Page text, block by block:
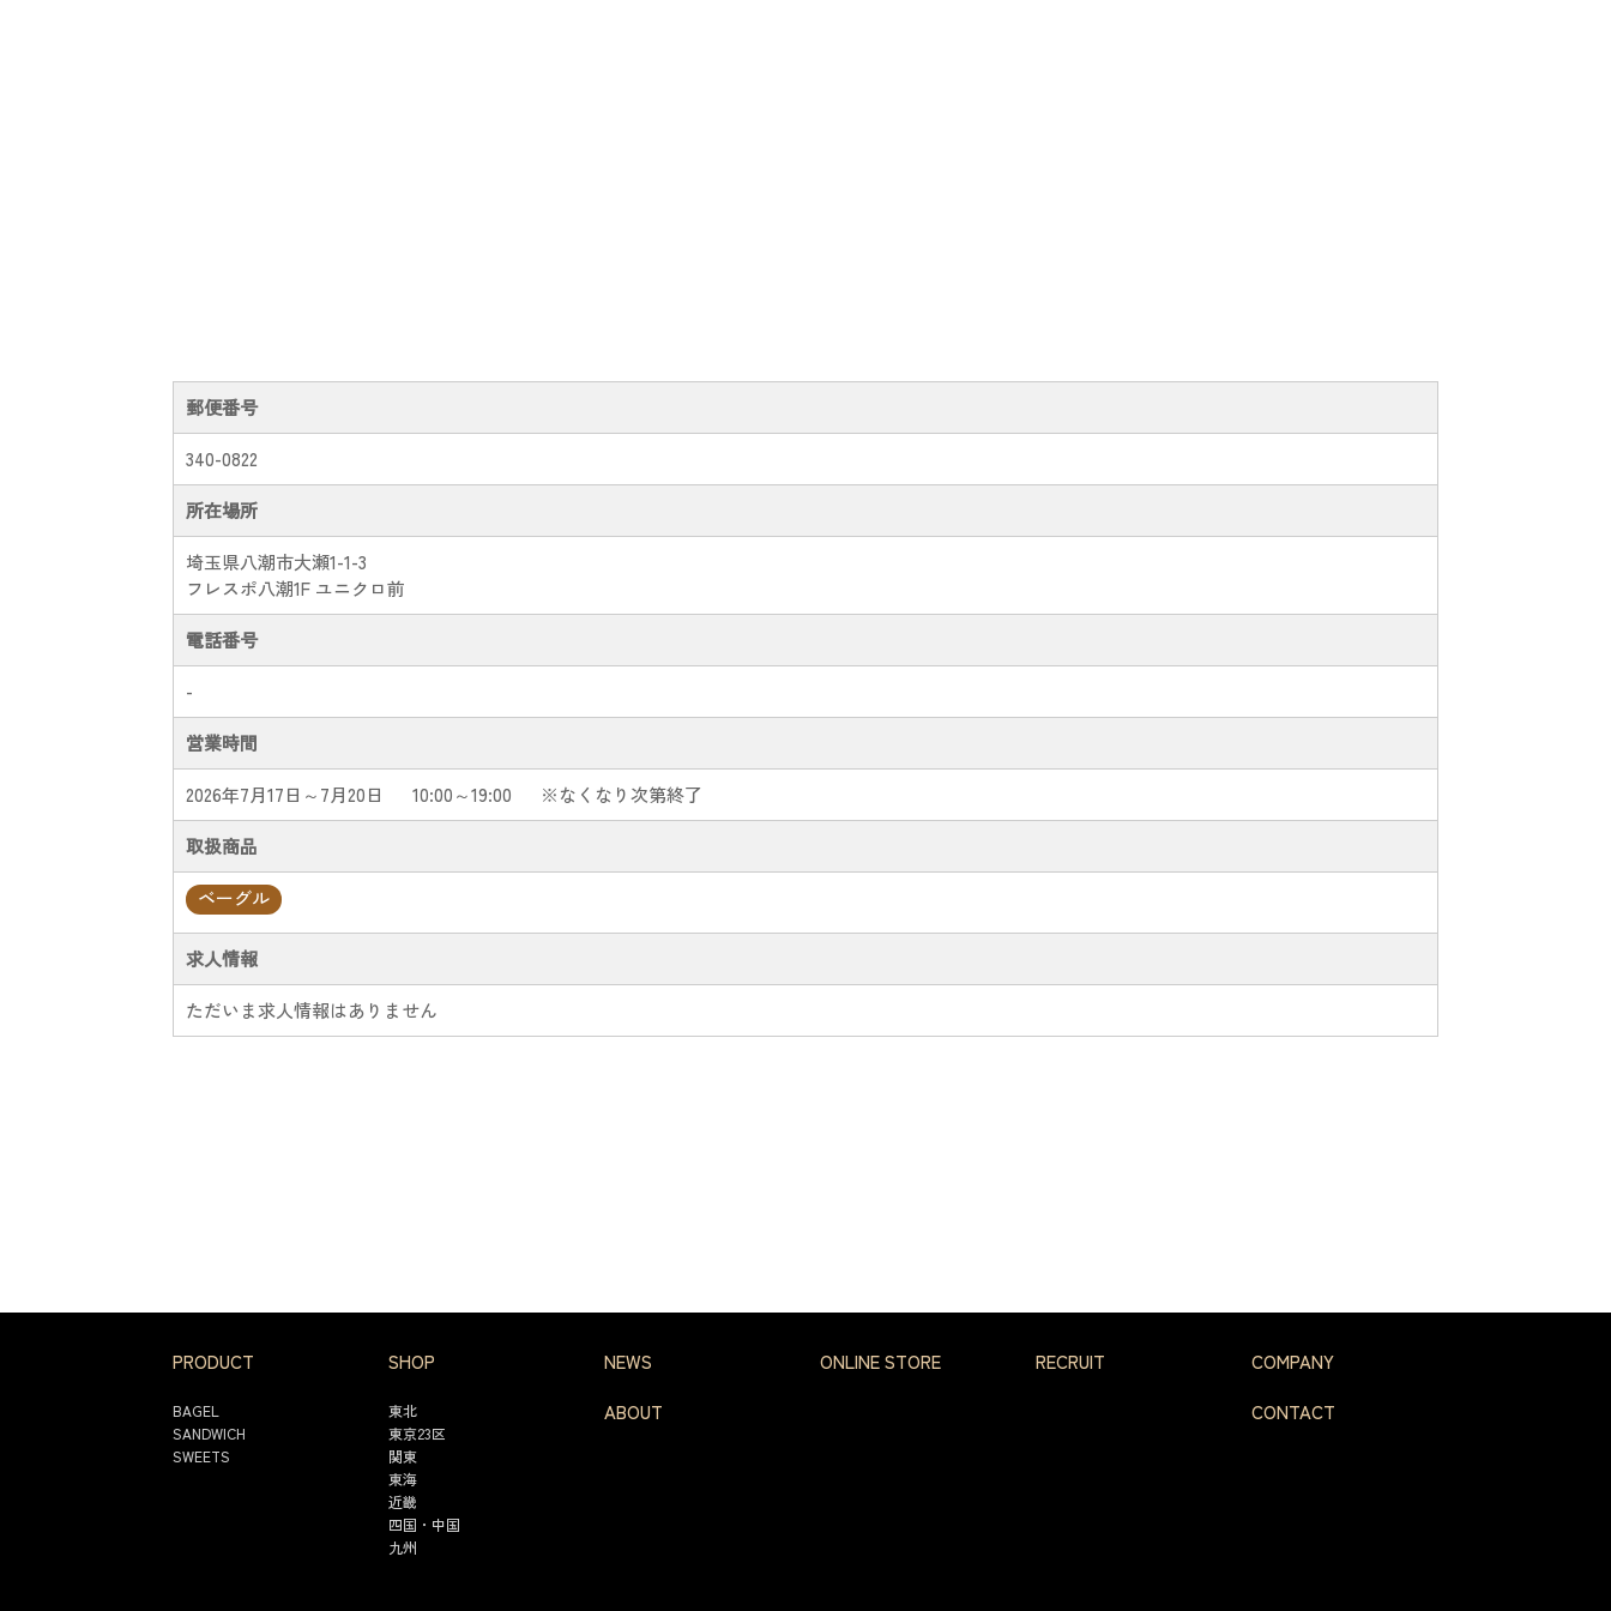
郵便番号
340-0822
所在場所
埼玉県八潮市大瀬1-1-3
フレスポ八潮1F ユニクロ前
電話番号
-
営業時間
2026年7月17日～7月20日 10:00～19:00 ※なくなり次第終了
取扱商品
ベーグル
求人情報
ただいま求人情報はありません
PRODUCT
BAGEL
SANDWICH
SWEETS
SHOP
東北
東京23区
関東
東海
近畿
四国・中国
九州
NEWS
ABOUT
ONLINE STORE RECRUIT
COMPANY
CONTACT